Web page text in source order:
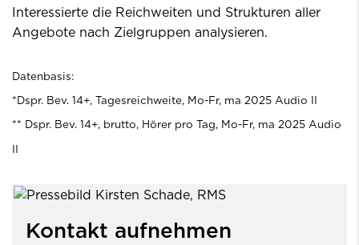
Interessierte die Reichweiten und Strukturen aller
Angebote nach Zielgruppen analysieren.
Datenbasis:
*Dspr. Bev. 14+, Tagesreichweite, Mo-Fr, ma 2025 Audio II
** Dspr. Bev. 14+, brutto, Hörer pro Tag, Mo-Fr, ma 2025 Audio
Kontakt aufnehmen